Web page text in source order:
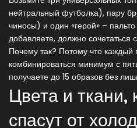
нейтральный футболка), пару
чиносы) и один «герой» –
добавляете, должно сочетаться
Почему так? Потому что каждый
комбинироваться минимум с
получаете до 15 образов без
Цвета и ткани,
спасут от